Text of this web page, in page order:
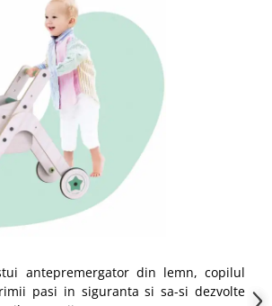
antepremergator din lemn, copilul
pasi in siguranta si sa-si dezvolte